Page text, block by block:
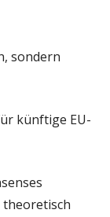
sondern
künftige EU-